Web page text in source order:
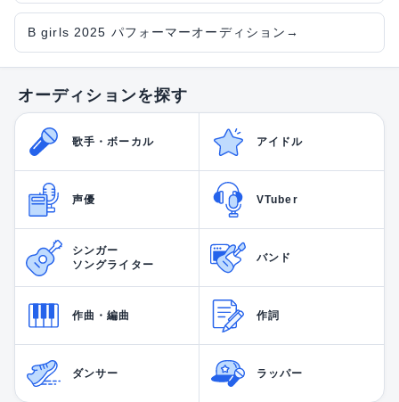
B girls 2025 パフォーマーオーディション →
オーディションを探す
歌手・ボーカル アイドル
声優 VTuber
シンガー
ソングライター
バンド
作曲・編曲 作詞
ダンサー ラッパー